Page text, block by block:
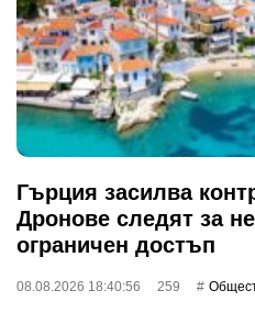
Гърция засилва
Дронове следят за
ограничен достъп
08.08.2026 18:40:56 259